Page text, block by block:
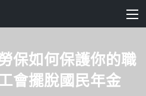
保如何保護你的職
會擺脫國民年金